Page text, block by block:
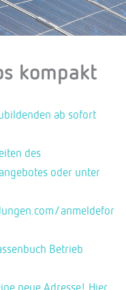
kompakt
ab sofort
des
oder unter
anmeldefor
Betrieb